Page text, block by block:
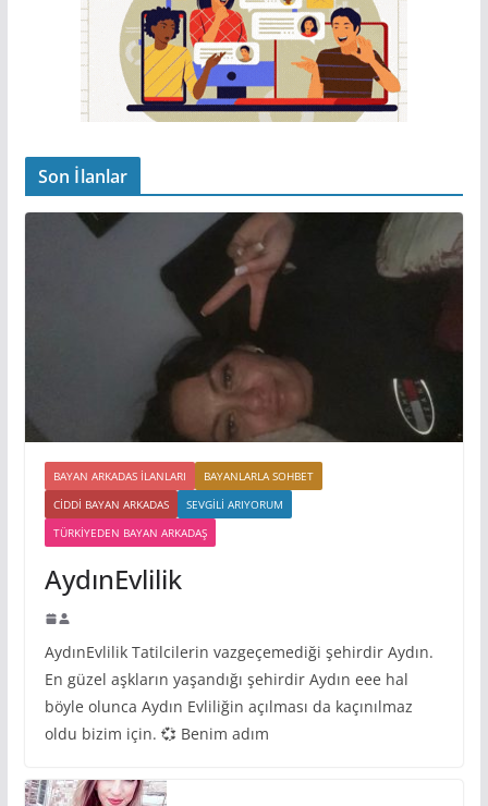
Son İlanlar
BAYAN ARKADAS ILANLARI
BAYANLARLA SOHBET
CIDDI BAYAN ARKADAS
SEVGILI ARIYORUM
TÜRKIYEDEN BAYAN ARKADAŞ
AydınEvlilik
AydınEvlilik Tatilcilerin vazgeçemediği şehirdir Aydın.
En güzel aşkların yaşandığı şehirdir Aydın eee hal
böyle olunca Aydın Evliliğin açılması da kaçınılmaz
oldu bizim için. 💞 Benim adım